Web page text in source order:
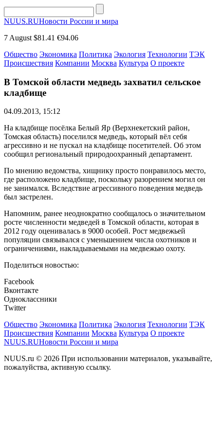
NUUS.RUНовости России и мира
7 August $81.41 €94.06
Общество Экономика Политика Экология Технологии ТЭК
Происшествия Компании Москва Культура О проекте
В Томской области медведь захватил сельское
кладбище
04.09.2013, 15:12
На кладбище посёлка Белый Яр (Верхнекетский район,
Томская область) поселился медведь, который вёл себя
агрессивно и не пускал на кладбище посетителей. Об этом
сообщил региональный природоохранный департамент.
По мнению ведомства, хищнику просто понравилось место,
где расположено кладбище, поскольку разорением могил он
не занимался. Вследствие агрессивного поведения медведь
был застрелен.
Напомним, ранее неоднократно сообщалось о значительном
росте численности медведей в Томской области, которая в
2012 году оценивалась в 9000 особей. Рост медвежьей
популяции связывался с уменьшением числа охотников и
ограничениями, накладываемыми на медвежью охоту.
Поделиться новостью:
Facebook
Вконтакте
Одноклассники
Twitter
Общество Экономика Политика Экология Технологии ТЭК
Происшествия Компании Москва Культура О проекте
NUUS.RUНовости России и мира
NUUS.ru © 2026 При использовании материалов, указывайте,
пожалуйства, активную ссылку.